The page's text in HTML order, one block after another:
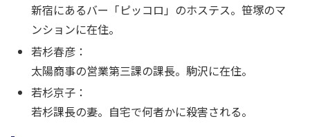
新宿にあるバー「ピッコロ」のホステス。笹塚のマ
ンションに在住。
若杉春彦：
太陽商事の営業第三課の課長。駒沢に在住。
若杉京子：
若杉課長の妻。自宅で何者かに殺害される。